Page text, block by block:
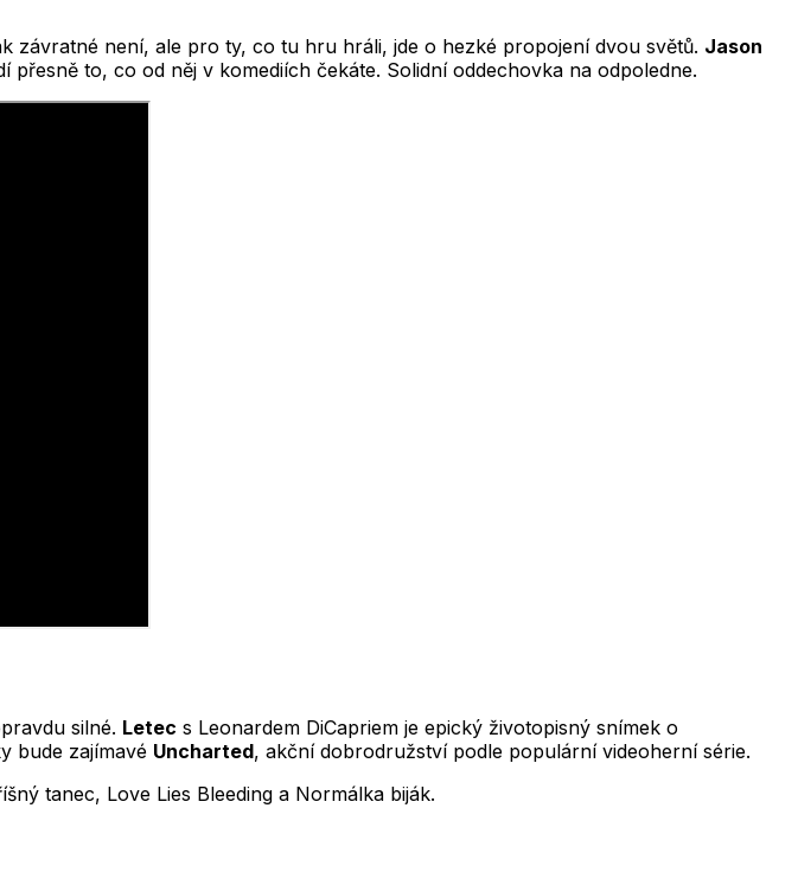
závratné není, ale pro ty, co tu hru hráli, jde o hezké propojení dvou světů. Jason
přesně to, co od něj v komediích čekáte. Solidní oddechovka na odpoledne.
silné. Letec s Leonardem DiCapriem je epický životopisný snímek o
bude zajímavé Uncharted, akční dobrodružství podle populární videoherní série.
tanec, Love Lies Bleeding a Normálka biják.